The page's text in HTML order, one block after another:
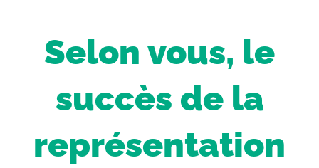
Selon vous, le
succès de la
représentation